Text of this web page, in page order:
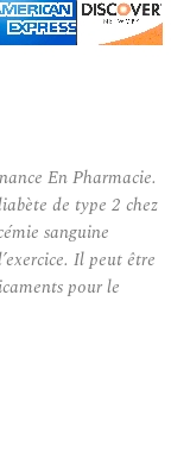
En Pharmacie.
de type 2 chez
sanguine
Il peut être
pour le